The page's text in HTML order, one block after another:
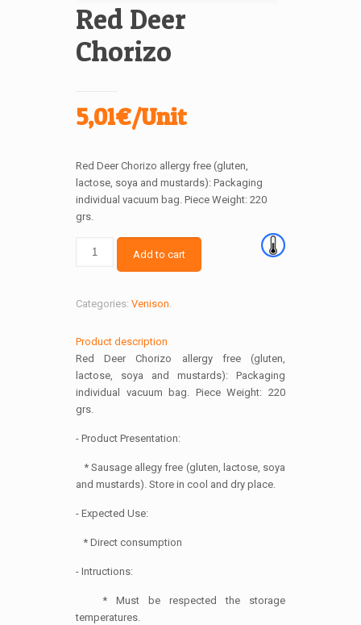
Red Deer
Chorizo
5,01€/Unit
Red Deer Chorizo allergy free (gluten,
lactose, soya and mustards): Packaging
individual vacuum bag. Piece Weight: 220
grs.
Add to cart
Categories: Venison
Product description
Red Deer Chorizo allergy free (gluten,
lactose, soya and mustards): Packaging
individual vacuum bag. Piece Weight: 220
grs.
- Product Presentation:
* Sausage allegy free (gluten, lactose, soya
and mustards). Store in cool and dry place.
- Expected Use:
* Direct consumption
- Intructions:
* Must be respected the storage
temperatures.